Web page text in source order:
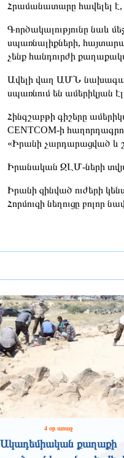
Հրամանատարը հավելել է,
Գործակալությունը նաև
սպառնալիքների,
չենք հանդուրժի
Ավելի վաղ ԱՄՆ նախագահ
սպառնում են ամերիկյան
Հինգշաբթի գիշերը
CENTCOM-ի
«Իրանի չարդարացված և
Իրանական ԶԼՄ-ների
Իրանի զինված ուժերի
Հորմուզի նեղուցը բոլոր
4 օր առաջ
Ակադեմիական քաղաքի